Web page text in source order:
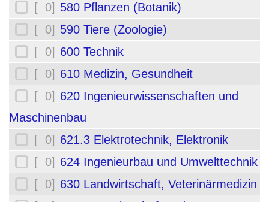
[ 0] 580 Pflanzen (Botanik)
[ 0] 590 Tiere (Zoologie)
[ 0] 600 Technik
[ 0] 610 Medizin, Gesundheit
[ 0] 620 Ingenieurwissenschaften und
Maschinenbau
[ 0] 621.3 Elektrotechnik, Elektronik
[ 0] 624 Ingenieurbau und Umwelttechnik
[ 0] 630 Landwirtschaft, Veterinärmedizin